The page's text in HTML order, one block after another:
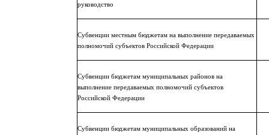
руководство
Субвенции местным бюджетам на выполнение передаваемых
полномочий субъектов Российской Федерации
Субвенции бюджетам муниципальных районов на
выполнение передаваемых полномочий субъектов
Российской Федерации
Субвенции бюджетам муниципальных образований на